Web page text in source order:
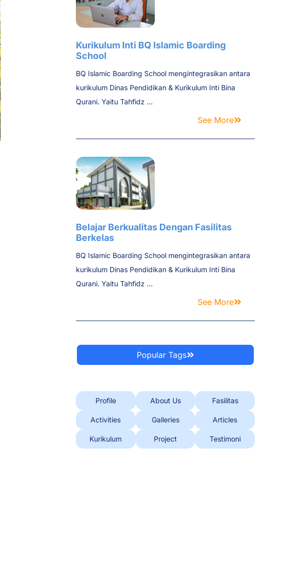
Kurikulum Inti BQ Islamic Boarding
School
BQ Islamic Boarding School mengintegrasikan antara
kurikulum Dinas Pendidikan & Kurikulum Inti Bina
Qurani. Yaitu Tahfidz ...
See More
Belajar Berkualitas Dengan Fasilitas
Berkelas
BQ Islamic Boarding School mengintegrasikan antara
kurikulum Dinas Pendidikan & Kurikulum Inti Bina
Qurani. Yaitu Tahfidz ...
See More
Popular Tags
Profile About Us Fasilitas
Activities Galleries Articles
Kurikulum Project Testimoni